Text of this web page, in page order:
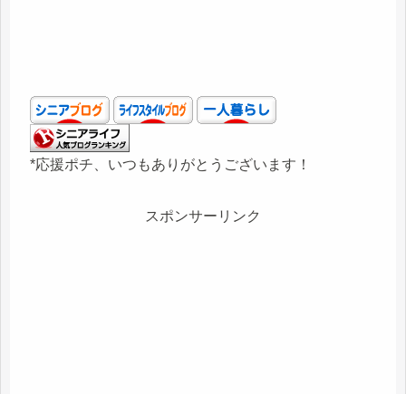
*応援ポチ、いつもありがとうございます！
スポンサーリンク